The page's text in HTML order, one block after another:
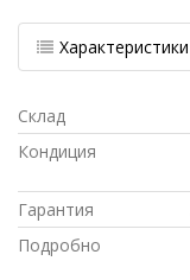
Характеристики
Склад
Кондиция
Гарантия
Подробно